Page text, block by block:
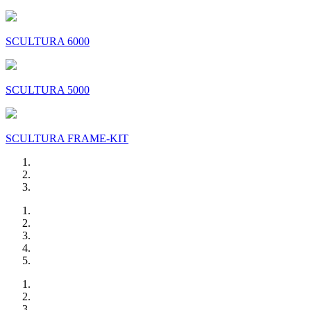
SCULTURA 6000
SCULTURA 5000
SCULTURA FRAME-KIT